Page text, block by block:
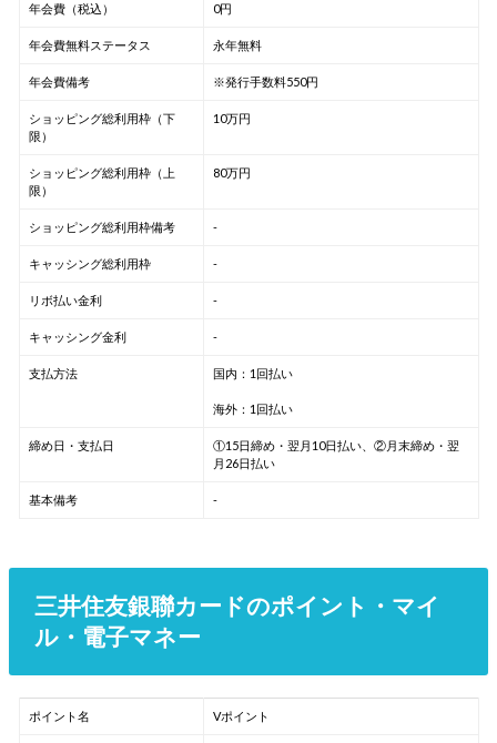
年会費（税込） 0円
年会費無料ステータス 永年無料
年会費備考 ※発行手数料550円
ショッピング総利用枠（下
限）
10万円
ショッピング総利用枠（上
限）
80万円
ショッピング総利用枠備考 -
キャッシング総利用枠 -
リボ払い金利 -
キャッシング金利 -
支払方法 国内：1回払い
海外：1回払い
締め日・支払日
①15日締め・翌月10日払い、②月末締め・翌
月26日払い
基本備考 -
三井住友銀聯カードのポイント・マイ
ル・電子マネー
ポイント名 Vポイント